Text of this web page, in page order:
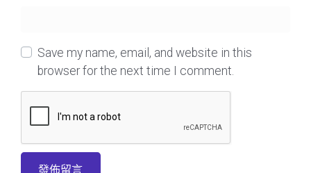
Save my name, email, and website in this
browser for the next time I comment.